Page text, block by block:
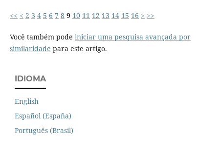
<< < 2 3 4 5 6 7 8 9 10 11 12 13 14 15 16 > >>
Você também pode iniciar uma pesquisa avançada por
similaridade para este artigo.
IDIOMA
English
Español (España)
Português (Brasil)